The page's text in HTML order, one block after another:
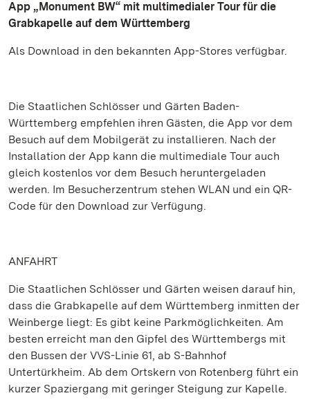
App „Monument BW“ mit multimedialer Tour für die
Grabkapelle auf dem Württemberg
Als Download in den bekannten App-Stores verfügbar.
Die Staatlichen Schlösser und Gärten Baden-
Württemberg empfehlen ihren Gästen, die App vor dem
Besuch auf dem Mobilgerät zu installieren. Nach der
Installation der App kann die multimediale Tour auch
gleich kostenlos vor dem Besuch heruntergeladen
werden. Im Besucherzentrum stehen WLAN und ein QR-
Code für den Download zur Verfügung.
ANFAHRT
Die Staatlichen Schlösser und Gärten weisen darauf hin,
dass die Grabkapelle auf dem Württemberg inmitten der
Weinberge liegt: Es gibt keine Parkmöglichkeiten. Am
besten erreicht man den Gipfel des Württembergs mit
den Bussen der VVS-Linie 61, ab S-Bahnhof
Untertürkheim. Ab dem Ortskern von Rotenberg führt ein
kurzer Spaziergang mit geringer Steigung zur Kapelle.